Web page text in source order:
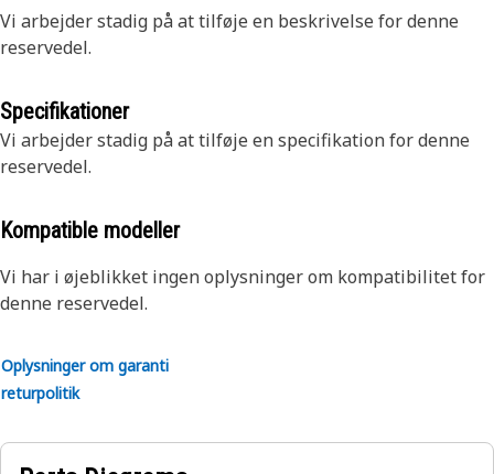
Vi arbejder stadig på at tilføje en beskrivelse for denne
reservedel.
Specifikationer
Vi arbejder stadig på at tilføje en specifikation for denne
reservedel.
Kompatible modeller
Vi har i øjeblikket ingen oplysninger om kompatibilitet for
denne reservedel.
Oplysninger om garanti
returpolitik